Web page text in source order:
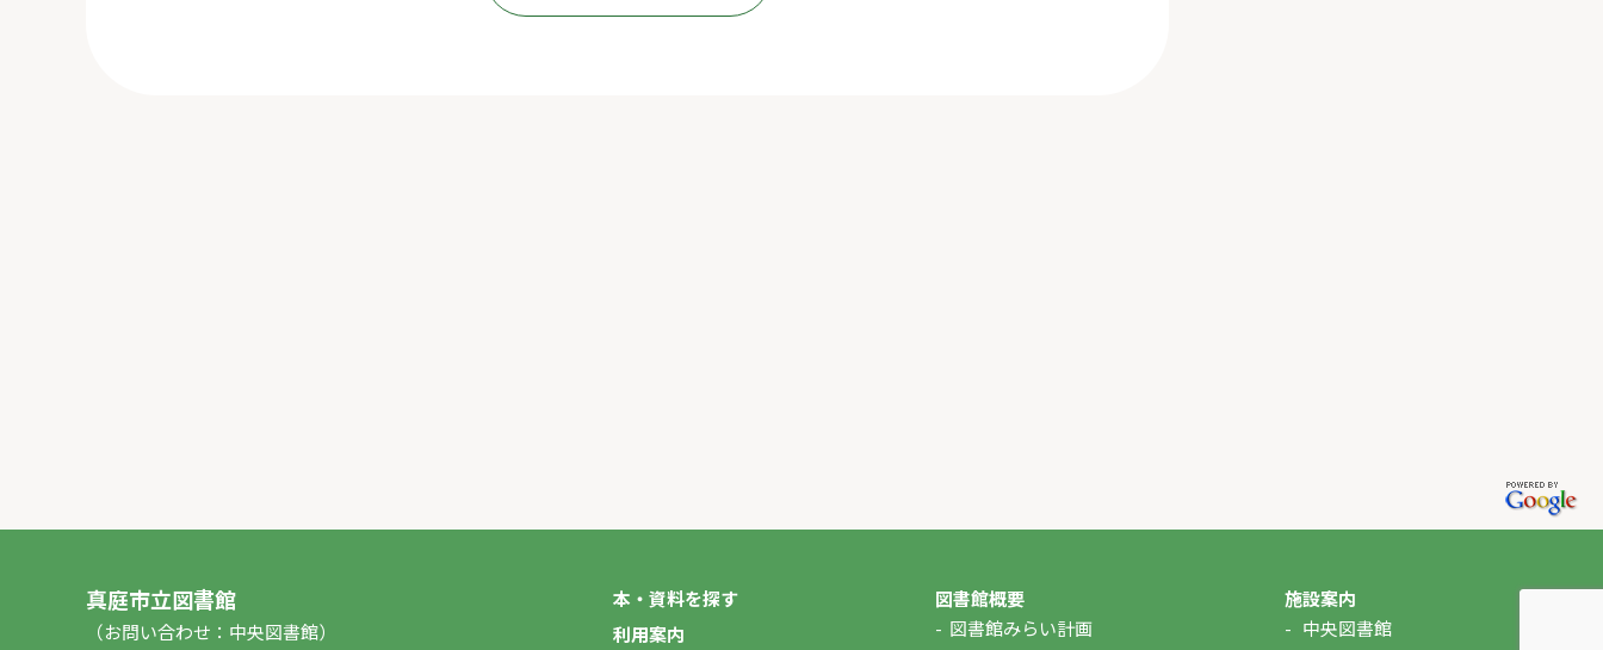
真庭市立図書館
（お問い合わせ：中央図書館）
本・資料を探す
利用案内
図書館概要
図書館みらい計画
施設案内
中央図書館